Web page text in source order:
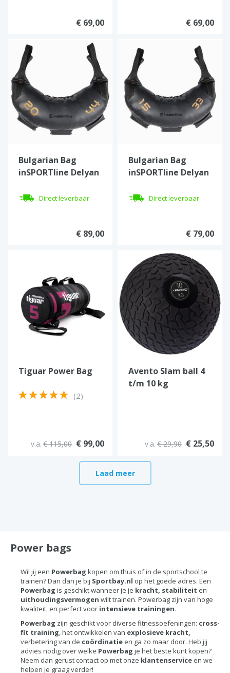
€ 69,00 € 69,00
Bulgarian Bag
inSPORTline Delyan
Direct leverbaar
€ 89,00
Bulgarian Bag
inSPORTline Delyan
Direct leverbaar
€ 79,00
Tiguar Power Bag
(2)
v.a. € 115,00 € 99,00
Avento Slam ball 4
t/m 10 kg
v.a. € 29,90 € 25,50
Laad meer
Power bags
Wil jij een Powerbag kopen om thuis of in de sportschool te
trainen? Dan dan je bij Sportbay.nl op het goede adres. Een
Powerbag is geschikt wanneer je je kracht, stabiliteit en
uithoudingsvermogen wilt trainen. Powerbag zijn van hoge
kwaliteit, en perfect voor intensieve trainingen.
Powerbag zijn geschikt voor diverse fitnessoefeningen: cross-
fit training, het ontwikkelen van explosieve kracht,
verbetering van de coördinatie en ga zo maar door. Heb jij
advies nodig over welke Powerbag je het beste kunt kopen?
Neem dan gerust contact op met onze klantenservice en we
helpen je graag verder!